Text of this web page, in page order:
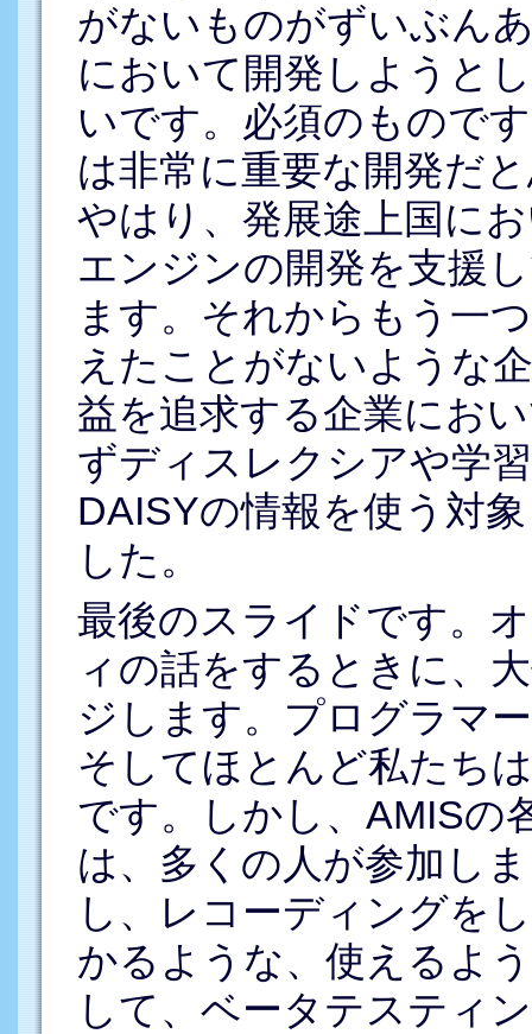
がないものがずいぶん
において開発しようと
いです。必須のもので
は非常に重要な開発だ
やはり、発展途上国に
エンジンの開発を支援
ます。それからもう一
えたことがないような
益を追求する企業にお
ずディスレクシアや学
DAISYの情報を使う対
した。
最後のスライドです。
ィの話をするときに、
ジします。プログラマ
そしてほとんど私たち
です。しかし、AMISの
は、多くの人が参加し
し、レコーディングを
かるような、使えるよ
して、ベータテスティ